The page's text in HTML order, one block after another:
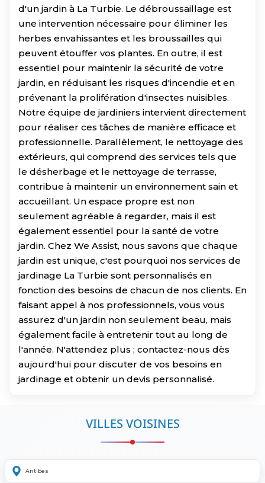
d'un jardin à La Turbie. Le débroussaillage est
une intervention nécessaire pour éliminer les
herbes envahissantes et les broussailles qui
peuvent étouffer vos plantes. En outre, il est
essentiel pour maintenir la sécurité de votre
jardin, en réduisant les risques d'incendie et en
prévenant la prolifération d'insectes nuisibles.
Notre équipe de jardiniers intervient directement
pour réaliser ces tâches de manière efficace et
professionnelle. Parallèlement, le nettoyage des
extérieurs, qui comprend des services tels que
le désherbage et le nettoyage de terrasse,
contribue à maintenir un environnement sain et
accueillant. Un espace propre est non
seulement agréable à regarder, mais il est
également essentiel pour la santé de votre
jardin. Chez We Assist, nous savons que chaque
jardin est unique, c'est pourquoi nos services de
jardinage La Turbie sont personnalisés en
fonction des besoins de chacun de nos clients. En
faisant appel à nos professionnels, vous vous
assurez d'un jardin non seulement beau, mais
également facile à entretenir tout au long de
l'année. N'attendez plus ; contactez-nous dès
aujourd'hui pour discuter de vos besoins en
jardinage et obtenir un devis personnalisé.
VILLES VOISINES
Antibes